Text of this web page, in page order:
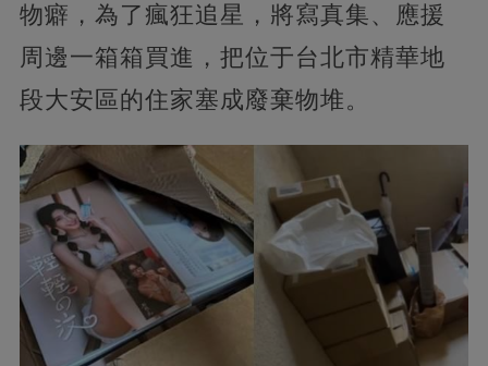
物癖，為了瘋狂追星，將寫真集、應援
周邊一箱箱買進，把位于台北市精華地
段大安區的住家塞成廢棄物堆。